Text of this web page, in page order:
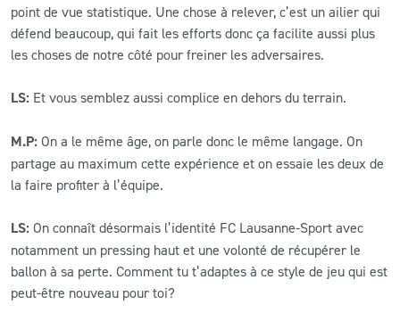
point de vue statistique. Une chose à relever, c’est un ailier qui
défend beaucoup, qui fait les efforts donc ça facilite aussi plus
les choses de notre côté pour freiner les adversaires.
LS: Et vous semblez aussi complice en dehors du terrain.
M.P: On a le même âge, on parle donc le même langage. On
partage au maximum cette expérience et on essaie les deux de
la faire profiter à l’équipe.
LS: On connaît désormais l’identité FC Lausanne-Sport avec
notamment un pressing haut et une volonté de récupérer le
ballon à sa perte. Comment tu t’adaptes à ce style de jeu qui est
peut-être nouveau pour toi?